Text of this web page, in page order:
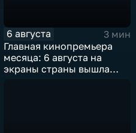
6 августа
3 мин
Главная кинопремьера
месяца: 6 августа на
экраны страны вышла